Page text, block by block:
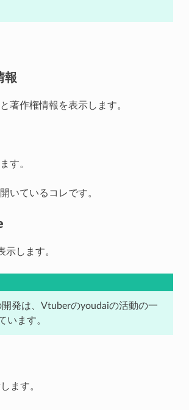
報
著作権情報を表示します。
す。
いているコレです。
示します。
発は、Vtuberのyoudaiの活動の一
います。
ます。